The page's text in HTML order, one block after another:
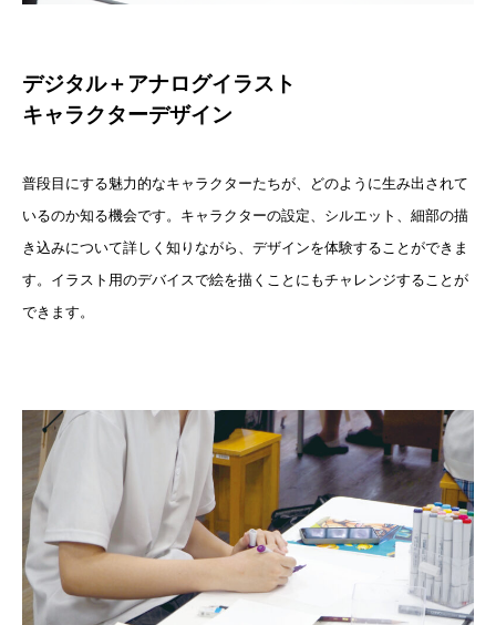
デジタル＋アナログイラスト
キャラクターデザイン
普段目にする魅力的なキャラクターたちが、どのように生み出されて
いるのか知る機会です。キャラクターの設定、シルエット、細部の描
き込みについて詳しく知りながら、デザインを体験することができま
す。イラスト用のデバイスで絵を描くことにもチャレンジすることが
できます。